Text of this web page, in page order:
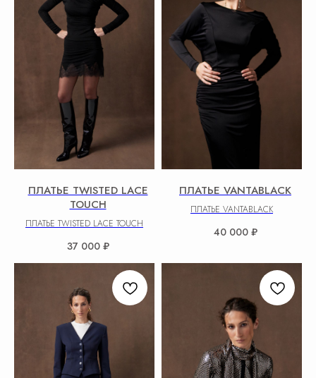
ПЛАТЬЕ TWISTED LACE
TOUCH
ПЛАТЬЕ TWISTED LACE TOUCH
37 000 ₽
ПЛАТЬЕ VANTABLACK
ПЛАТЬЕ VANTABLACK
40 000 ₽